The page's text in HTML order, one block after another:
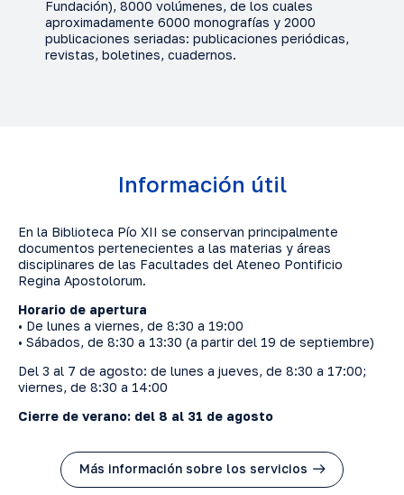
Fundación), 8000 volúmenes, de los cuales
aproximadamente 6000 monografías y 2000
publicaciones seriadas: publicaciones periódicas,
revistas, boletines, cuadernos.
Información útil
En la Biblioteca Pío XII se conservan principalmente
documentos pertenecientes a las materias y áreas
disciplinares de las Facultades del Ateneo Pontificio
Regina Apostolorum.
Horario de apertura
• De lunes a viernes, de 8:30 a 19:00
• Sábados, de 8:30 a 13:30 (a partir del 19 de septiembre)
Del 3 al 7 de agosto: de lunes a jueves, de 8:30 a 17:00;
viernes, de 8:30 a 14:00
Cierre de verano: del 8 al 31 de agosto
Más información sobre los servicios